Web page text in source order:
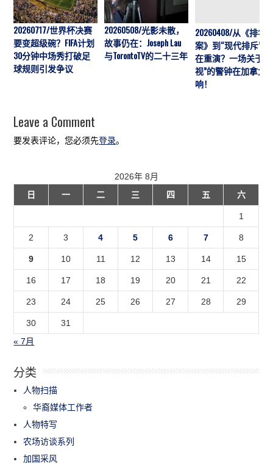
20260717/世界杯决赛
要变超级碗？FIFA计划
30分钟中场秀打破足
球规则引发争议
20260508/光影未散，
故事仍在：Joseph Lau
与TorontoTV的二十三年
20260408/从《排华
案》到“现代排斥”历
在重演？一场关于“
视”的警钟在加拿大
响！
Leave a Comment
要发表评论，您必须先登录。
2026年 8月
日
一 二 三 四 五 六
1
2 3 4 5 6 7 8
9 10 11 12 13 14 15
16 17 18 19 20 21 22
23 24 25 26 27 28 29
30
31
« 7月
分类
人物扫描
华裔媒体工作者
人物特写
农场访谈系列
加国采风